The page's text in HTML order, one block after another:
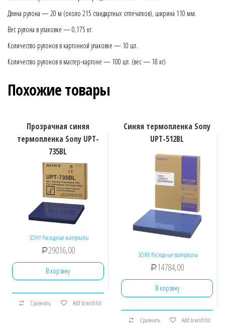
Длина рулона — 20 м (около 215 стандартных отпечатков), ширина 110 мм.
Вес рулона в упаковке — 0,175 кг.
Количество рулонов в картонной упаковке — 10 шт.
Количество рулонов в мастер-картоне — 100 шт. (вес — 18 кг)
Похожие товары
Прозрачная синяя
термопленка Sony UPT-
735BL
SONY Расходные материалы
Р29016,00
В корзину
Сравнить Add to wishlist
Синяя термопленка Sony
UPT-512BL
SONY Расходные материалы
Р 14784,00
В корзину
Сравнить Add to wishlist